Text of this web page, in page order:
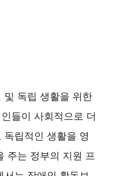
및 독립 생활을 위한
들이 사회적으로 더
립적인 생활을 영
주는 정부의 지원 프